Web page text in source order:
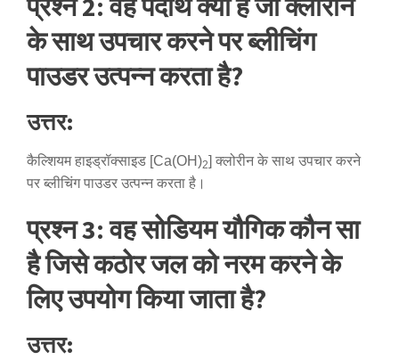
के साथ उपचार करने पर ब्लीचिंग
पाउडर उत्पन्न करता है?
उत्तर:
कैल्शियम हाइड्रॉक्साइड [Ca(OH)2] क्लोरीन के साथ उपचार करने
पर ब्लीचिंग पाउडर उत्पन्न करता है।
प्रश्न 3: वह सोडियम यौगिक कौन सा
है जिसे कठोर जल को नरम करने के
लिए उपयोग किया जाता है?
उत्तर: